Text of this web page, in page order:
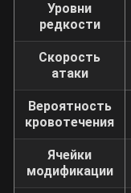
Уровни
редкости
Скорость
атаки
Вероятность
кровотечения
Ячейки
модификации